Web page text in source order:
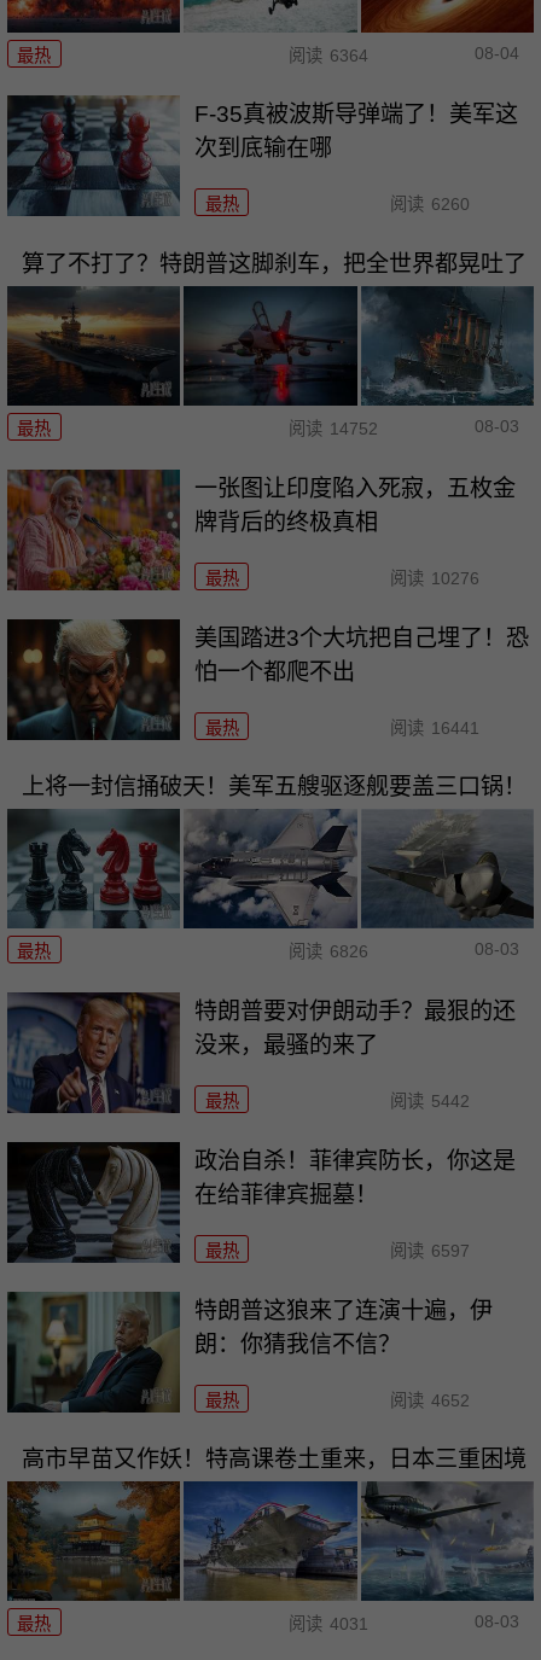
最热 阅读 6364 08-04
F-35真被波斯导弹端了！美军这
次到底输在哪
最热 阅读 6260
算了不打了？特朗普这脚刹车，把全世界都晃吐了
最热 阅读 14752 08-03
一张图让印度陷入死寂，五枚金
牌背后的终极真相
最热 阅读 10276
美国踏进3个大坑把自己埋了！恐
怕一个都爬不出
最热 阅读 16441
上将一封信捅破天！美军五艘驱逐舰要盖三口锅！
最热 阅读 6826 08-03
特朗普要对伊朗动手？最狠的还
没来，最骚的来了
最热 阅读 5442
政治自杀！菲律宾防长，你这是
在给菲律宾掘墓！
最热 阅读 6597
特朗普这狼来了连演十遍，伊
朗：你猜我信不信？
最热 阅读 4652
高市早苗又作妖！特高课卷土重来，日本三重困境
最热 阅读 4031 08-03